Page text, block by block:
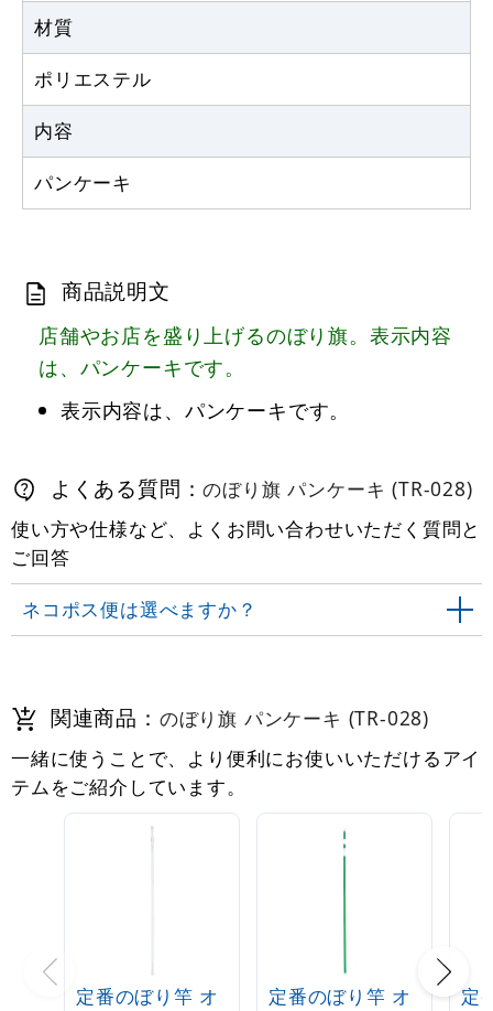
材質
ポリエステル
内容
パンケーキ
商品説明文
店舗やお店を盛り上げるのぼり旗。表示内容
は、パンケーキです。
表示内容は、パンケーキです。
よくある質問：のぼり旗 パンケーキ (TR-028)
使い方や仕様など、よくお問い合わせいただく質問と
ご回答
ネコポス便は選べますか？
関連商品： のぼり旗 パンケーキ (TR-028)
一緒に使うことで、より便利にお使いいただけるアイ
テムをご紹介しています。
定番のぼり竿 オ
定番のぼり竿 オ
定